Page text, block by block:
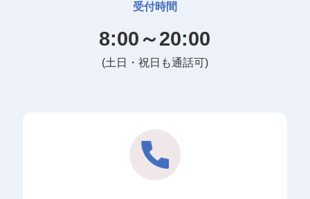
受付時間
8:00～20:00
(土日・祝日も通話可)